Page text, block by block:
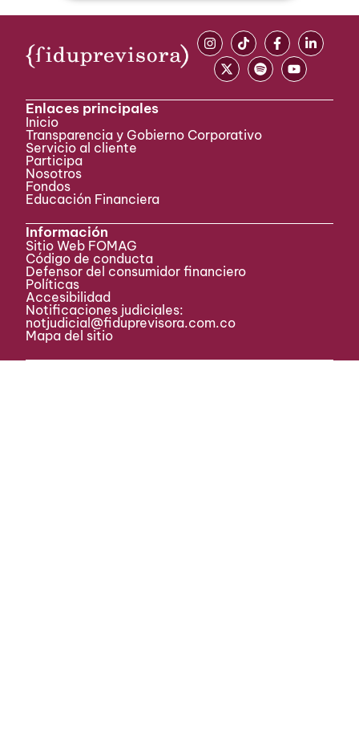
Enlaces principales
Inicio
Transparencia y Gobierno Corporativo
Servicio al cliente
Participa ​
Nosotros
Fondos
Educación Financiera
Información
Sitio Web FOMAG
Código de conducta
Defensor del consumidor financiero
Políticas
Accesibilidad
Notificaciones judiciales:
notjudicial@fiduprevisora.com.co
Mapa del sitio